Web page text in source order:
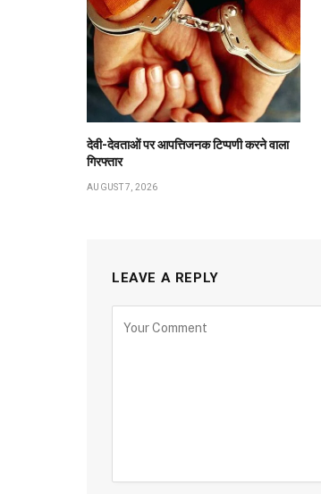
देवी-देवताओं पर आपत्तिजनक टिप्पणी करने वाला
गिरफ्तार
AUGUST 7, 2026
LEAVE A REPLY